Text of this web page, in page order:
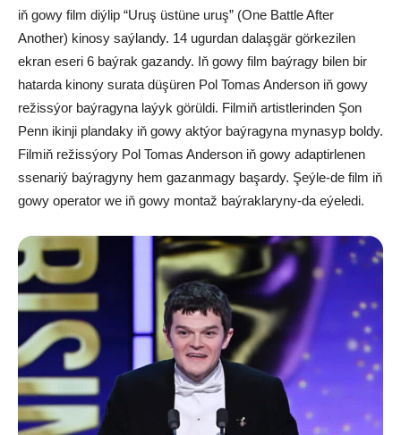
iň gowy film diýlip “Uruş üstüne uruş” (One Battle After
Another) kinosy saýlandy. 14 ugurdan dalaşgär görkezilen
ekran eseri 6 baýrak gazandy. Iň gowy film baýragy bilen bir
hatarda kinony surata düşüren Pol Tomas Anderson iň gowy
režissýor baýragyna laýyk görüldi. Filmiň artistlerinden Şon
Penn ikinji plandaky iň gowy aktýor baýragyna mynasyp boldy.
Filmiň režissýory Pol Tomas Anderson iň gowy adaptirlenen
ssenariý baýragyny hem gazanmagy başardy. Şeýle-de film iň
gowy operator we iň gowy montaž baýraklaryny-da eýeledi.